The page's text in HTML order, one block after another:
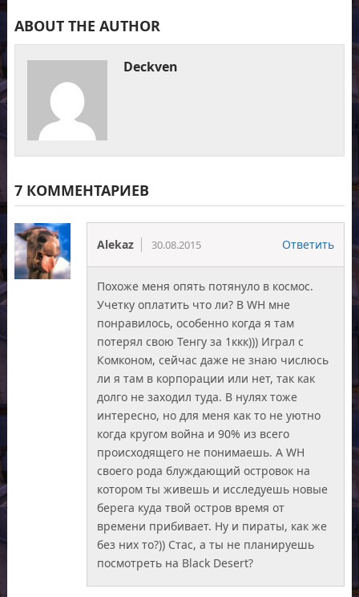
ABOUT THE AUTHOR
Deckven
7 КОММЕНТАРИЕВ
Alekaz 30.08.2015 Ответить
Похоже меня опять потянуло в космос.
Учетку оплатить что ли? В WH мне
понравилось, особенно когда я там
потерял свою Тенгу за 1ккк))) Играл с
Комконом, сейчас даже не знаю числюсь
ли я там в корпорации или нет, так как
долго не заходил туда. В нулях тоже
интересно, но для меня как то не уютно
когда кругом война и 90% из всего
происходящего не понимаешь. А WH
своего рода блуждающий островок на
котором ты живешь и исследуешь новые
берега куда твой остров время от
времени прибивает. Ну и пираты, как же
без них то?)) Стас, а ты не планируешь
посмотреть на Black Desert?